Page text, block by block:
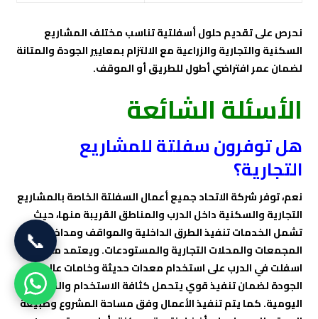
نحرص على تقديم حلول أسفلتية تناسب مختلف المشاريع
السكنية والتجارية والزراعية مع الالتزام بمعايير الجودة والمتانة
لضمان عمر افتراضي أطول للطريق أو الموقف.
الأسئلة الشائعة
هل توفرون سفلتة للمشاريع
التجارية؟
نعم، توفر شركة الاتحاد جميع أعمال السفلتة الخاصة بالمشاريع
التجارية والسكنية داخل الدرب والمناطق القريبة منها، حيث
تشمل الخدمات تنفيذ الطرق الداخلية والمواقف ومداخل
المجمعات والمحلات التجارية والمستودعات. ويعتمد مقاول
اسفلت في الدرب على استخدام معدات حديثة وخامات عالية
الجودة لضمان تنفيذ قوي يتحمل كثافة الاستخدام والحركة
اليومية. كما يتم تنفيذ الأعمال وفق مساحة المشروع وطبيعة
📞